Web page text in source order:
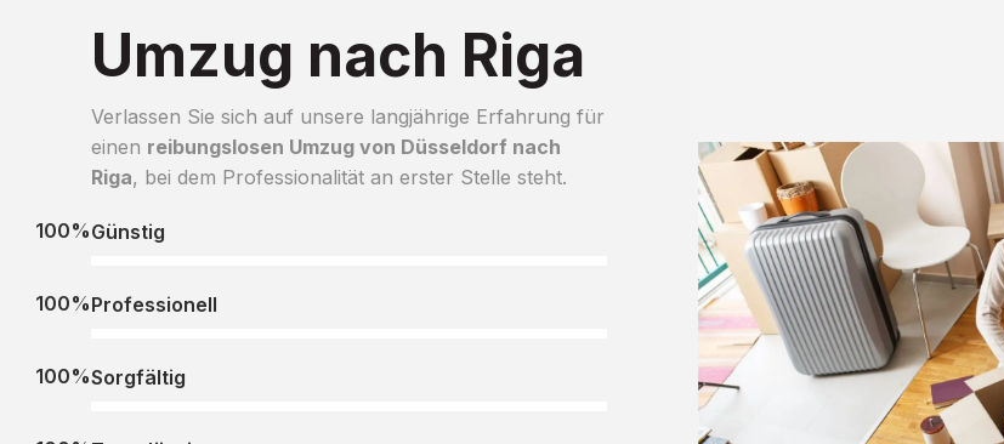
Umzug nach Riga
Verlassen Sie sich auf unsere langjährige Erfahrung für
einen reibungslosen Umzug von Düsseldorf nach
Riga, bei dem Professionalität an erster Stelle steht.
Günstig
100%
Professionell
100%
Sorgfältig
100%